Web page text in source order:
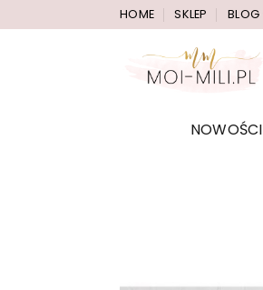
do
HOME SKLEP BLOG
NOWOŚCI